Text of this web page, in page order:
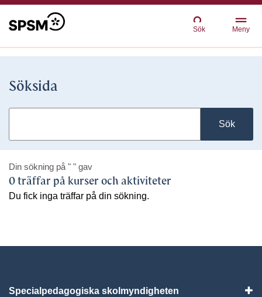
Sök Meny
Söksida
Sök
Din sökning på " " gav
0 träffar på kurser och aktiviteter
Du fick inga träffar på din sökning.
Specialpedagogiska skolmyndigheten